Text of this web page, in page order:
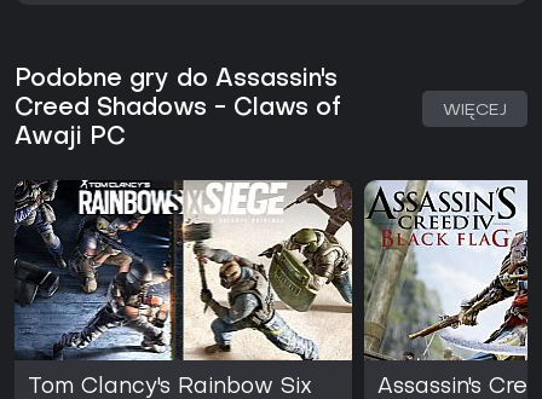
Podobne gry do Assassin's
Creed Shadows - Claws of
Awaji PC
WIĘCEJ
Tom Clancy's Rainbow Six
Assassin's